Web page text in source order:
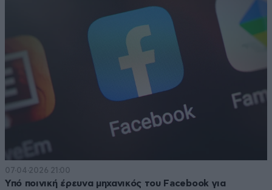
07·04·2026 21:00
Υπό ποινική έρευνα μηχανικός του Facebook για